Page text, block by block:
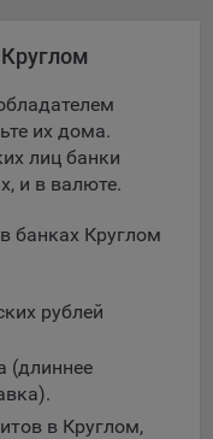
Адрес: Yandex
Switzerland.
рекламы,
Ireland Ltd, Gordon
Ireland.
их дома.
лиц банки
и в валюте.
банках Круглом
рублей
(длиннее
в Круглом,